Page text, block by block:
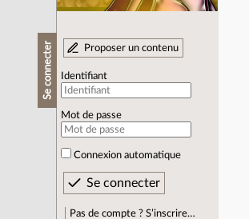
Se connecter Proposer un contenu
Identifiant
Mot de passe
Connexion automatique
Pas de compte ? S’inscrire…